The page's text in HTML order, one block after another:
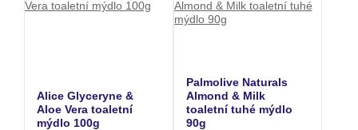
Alice Glyceryne &
Aloe Vera toaletní
mýdlo 100g
Palmolive Naturals
Almond & Milk
toaletní tuhé mýdlo
90g